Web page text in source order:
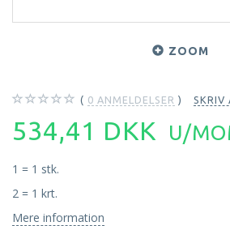
ZOOM
0 ANMELDELSER SKRIV
534,41 DKK U/
1 = 1 stk.
2 = 1 krt.
Mere information